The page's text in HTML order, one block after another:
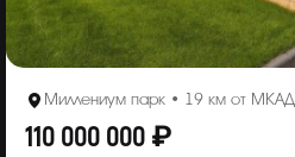
Миллениум парк • 19 км от МКАД
110 000 000 ₽